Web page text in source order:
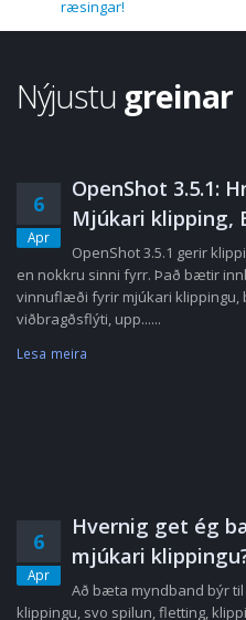
ræsingar!
Nýjustu greinar
6
Apr
OpenShot 3.5.1:
Mjúkari klipping,
OpenShot 3.5.1 gerir
en nokkru sinni fyrr. Það bætir
vinnuflæði fyrir mjúkari
viðbragðsflýti, upp......
Lesa meira
6
Apr
Hvernig get ég
mjúkari
Að bæta myndband býr
klippingu, svo spilun, fletting,